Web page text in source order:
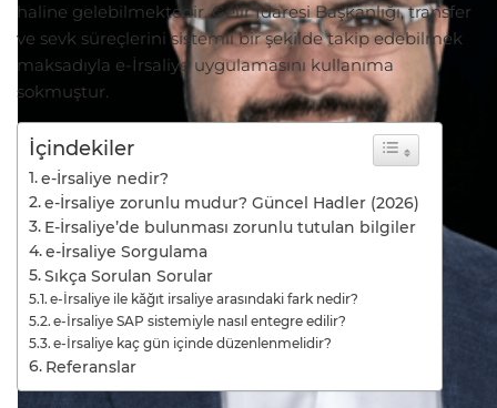
haline gelebilmektedir. Gelir İdaresi Başkanlığı, transfer
ve sevk süreçlerini sistemli bir şekilde takip edebilmek
maksadıyla e-İrsaliye uygulamasını kullanıma
sokmuştur.
İçindekiler
e-İrsaliye nedir?
e-İrsaliye zorunlu mudur? Güncel Hadler (2026)
E-İrsaliye’de bulunması zorunlu tutulan bilgiler
e-İrsaliye Sorgulama
Sıkça Sorulan Sorular
e-İrsaliye ile kăğıt irsaliye arasındaki fark nedir?
e-İrsaliye SAP sistemiyle nasıl entegre edilir?
e-İrsaliye kaç gün içinde düzenlenmelidir?
Referanslar